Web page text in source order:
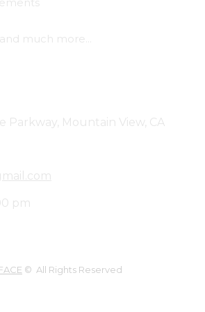
much more...
Parkway, Mountain View, CA
pm
© All Rights Reserved